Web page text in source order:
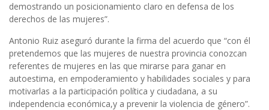
demostrando un posicionamiento claro en defensa de los
derechos de las mujeres”.
Antonio Ruiz aseguró durante la firma del acuerdo que “con él
pretendemos que las mujeres de nuestra provincia conozcan
referentes de mujeres en las que mirarse para ganar en
autoestima, en empoderamiento y habilidades sociales y para
motivarlas a la participación política y ciudadana, a su
independencia económica,y a prevenir la violencia de género”.